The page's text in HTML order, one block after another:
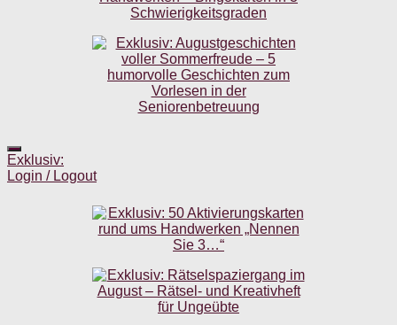
Exklusiv:
Login / Logout